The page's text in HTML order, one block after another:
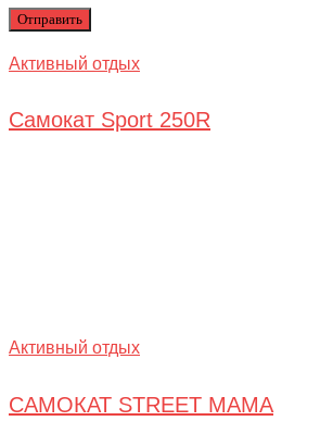
Активный отдых
Самокат Sport 250R
Активный отдых
САМОКАТ STREET MAMA